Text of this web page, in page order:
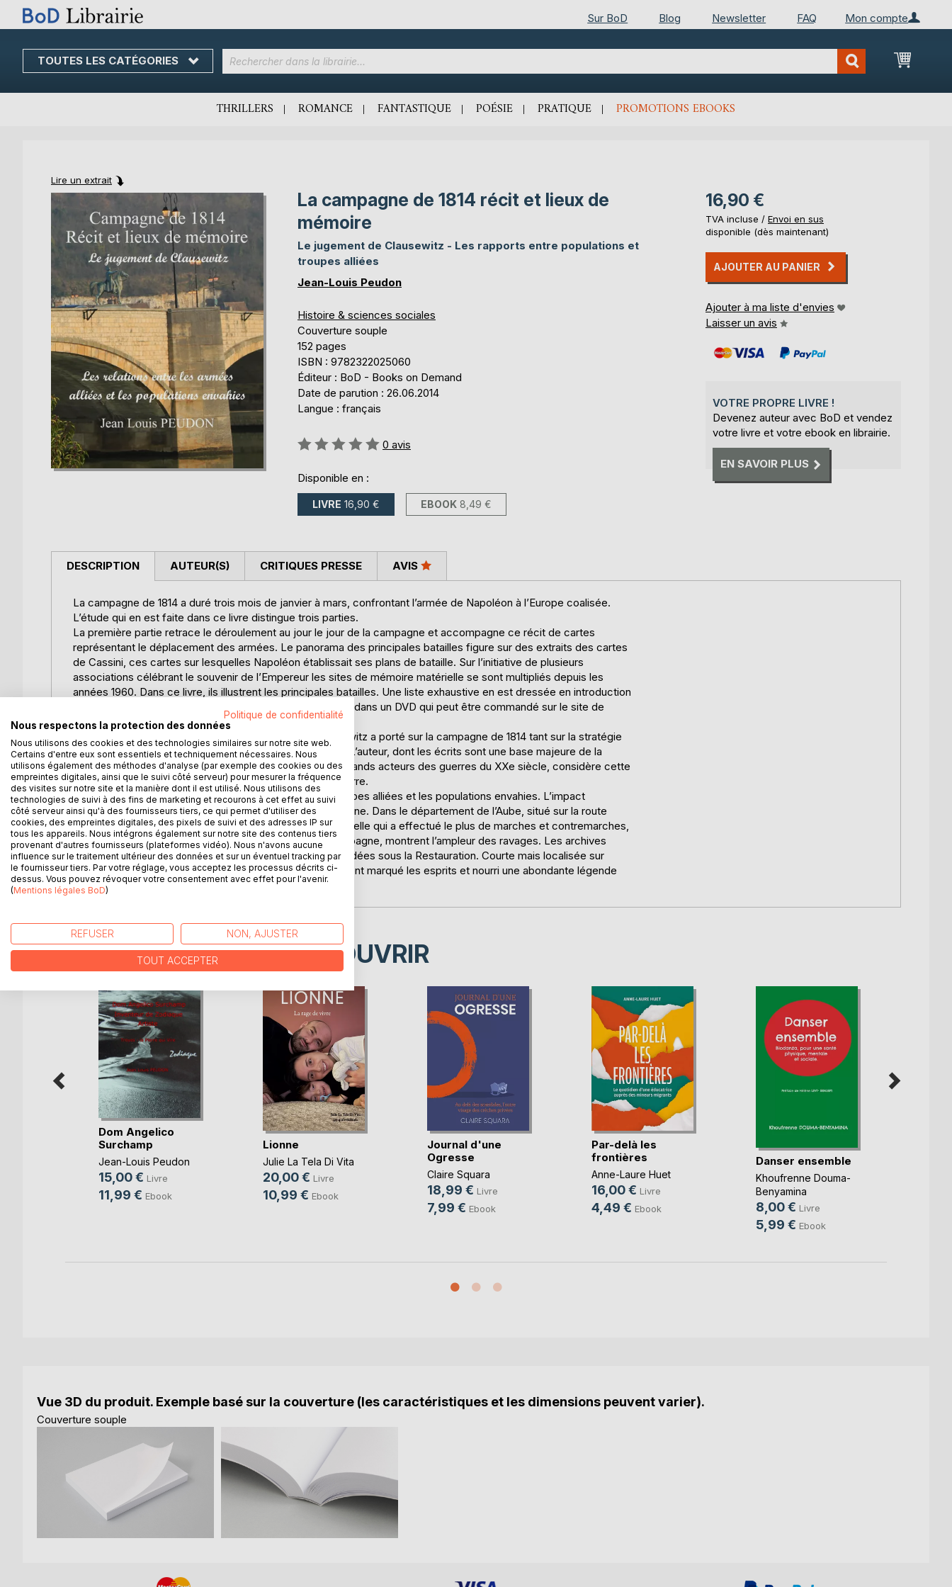
Mon compte
Sur BoD Blog Newsletter FAQ
TOUTES LES CATÉGORIES
Skip
Content
Mon
THRILLERS ROMANCE FANTASTIQUE POÉSIE PRATIQUE PROMOTIONS EBOOKS
Lire un extrait
Skip
to
end
the
images
gallery
Skip
to
beginning
the
images
gallery
La campagne de 1814 récit et lieux de
mémoire
Le jugement de Clausewitz - Les rapports entre populations et
troupes alliées
Jean-Louis Peudon
Histoire & sciences sociales
Couverture souple
152 pages
ISBN : 9782322025060
Éditeur : BoD - Books on Demand
Date de parution : 26.06.2014
Langue : français
Évaluation:
0 avis
Disponible en :
LIVRE 16,90 € EBOOK 8,49 €
16,90 €
TVA incluse / Envoi en sus
disponible (dès maintenant)
AJOUTER AU PANIER
Ajouter à ma liste d'envies
Laisser un avis
VOTRE PROPRE LIVRE !
Devenez auteur avec BoD et vendez
votre livre et votre ebook en librairie.
EN SAVOIR PLUS
DESCRIPTION
La campagne de 1814 a duré trois mois de janvier à mars, confrontant l’armée de Napoléon à l’Europe coalisée.
L’étude qui en est faite dans ce livre distingue trois parties.
La première partie retrace le déroulement au jour le jour de la campagne et accompagne ce récit de cartes
représentant le déplacement des armées. Le panorama des principales batailles figure sur des extraits des cartes
de Cassini, ces cartes sur lesquelles Napoléon établissait ses plans de bataille. Sur l’initiative de plusieurs
associations célébrant le souvenir de l’Empereur les sites de mémoire matérielle se sont multipliés depuis les
années 1960. Dans ce livre, ils illustrent les principales batailles. Une liste exhaustive en est dressée en introduction
de l’ouvrage et fait l’objet d’une présentation commentée dans un DVD qui peut être commandé sur le site de
l’auteur jlpeudon@wanadoo.fr.
La seconde partie présente le jugement que Carl Clausewitz a porté sur la campagne de 1814 tant sur la stratégie
des coalisés que sur celle de la défense napoléonienne. L’auteur, dont les écrits sont une base majeure de la
théorie stratégique moderne, et ont été lus par les plus grands acteurs des guerres du XXe siècle, considère cette
campagne comme exemplaire pour la réflexion sur la guerre.
La troisième partie s’intéresse aux relations entre les troupes alliées et les populations envahies. L’impact
démographique, matériel, est analysé en Brie et Champagne. Dans le département de l’Aube, situé sur la route
d’invasion de l’armée de Bohême, la plus nombreuse, et celle qui a effectué le plus de marches et contremarches,
de nombreux témoignages, recueillis dès la fin de la campagne, montrent l’ampleur des ravages. Les archives
locales font connaître la répartition des réparations accordées sous la Restauration. Courte mais localisée sur
quelques départements, la campagne de 1814 y a fortement marqué les esprits et nourri une abondante légende
après les Cent Jours.
AUTEUR(S) CRITIQUES PRESSE AVIS
D’AUTRES TITRES À DÉCOUVRIR
Dom Angelico
Surchamp
Jean-Louis Peudon
15,00 € Livre
11,99 € Ebook
Lionne
Julie La Tela Di Vita
20,00 € Livre
10,99 € Ebook
Journal d'une
Ogresse
Claire Squara
18,99 € Livre
7,99 € Ebook
Par-delà les
frontières
Anne-Laure Huet
16,00 € Livre
4,49 € Ebook
Danser ensemble
Khoufrenne Douma-
Benyamina
8,00 € Livre
5,99 € Ebook
Vue 3D du produit. Exemple basé sur la couverture (les caractéristiques et les dimensions peuvent varier).
Couverture souple
Politique de confidentialité
Nous respectons la protection des données
Nous utilisons des cookies et des technologies similaires sur notre site web.
Certains d'entre eux sont essentiels et techniquement nécessaires. Nous
utilisons également des méthodes d'analyse (par exemple des cookies ou des
empreintes digitales, ainsi que le suivi côté serveur) pour mesurer la fréquence
des visites sur notre site et la manière dont il est utilisé. Nous utilisons des
technologies de suivi à des fins de marketing et recourons à cet effet au suivi
côté serveur ainsi qu'à des fournisseurs tiers, ce qui permet d'utiliser des
cookies, des empreintes digitales, des pixels de suivi et des adresses IP sur
tous les appareils. Nous intégrons également sur notre site des contenus tiers
provenant d'autres fournisseurs (plateformes vidéo). Nous n'avons aucune
influence sur le traitement ultérieur des données et sur un éventuel tracking par
le fournisseur tiers. Par votre réglage, vous acceptez les processus décrits ci-
dessus. Vous pouvez révoquer votre consentement avec effet pour l'avenir.
(Mentions légales BoD)
REFUSER NON, AJUSTER
TOUT ACCEPTER